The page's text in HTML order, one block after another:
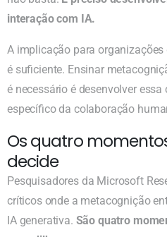
interação com IA.
A implicação para
é suficiente. Ensinar
é necessário é desenvolver
específico da colaboração
Os quatro
decide
Pesquisadores da Microsoft
críticos onde a metacognição
IA generativa. São quatro